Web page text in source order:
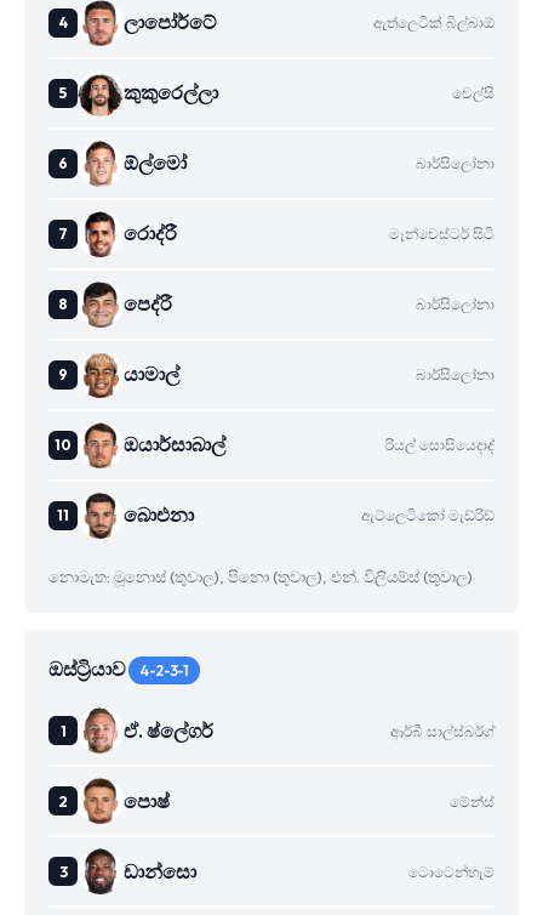
ලාපෝර්ටේ ඇත්ලෙටික් බිල්බාඕ
කුකුරෙල්ලා චෙල්සි
ඕල්මෝ බාර්සිලෝනා
රොද්රී මෑන්චෙස්ටර් සිටි
පෙද්රී බාර්සිලෝනා
යාමාල් බාර්සිලෝනා
ඔයාර්සාබාල් රියල් සොසියෙදාද්
බාෙඑනා ඇට්ලෙටිකෝ මැඩ්රිඩ්
නොමැත: මූනොස් (තුවාල), පිනො (තුවාල), එන්. විලියම්ස් (තුවාල)
ඔස්ට්‍රියාව 4-2-3-1
ඒ. ෂ්ලේගර් ආර්බී සාල්ස්බර්ග්
පොෂ් මේන්ස්
ඩාන්සො ටොටෙන්හෑම්